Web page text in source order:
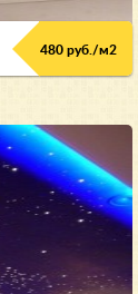
480 руб./м2